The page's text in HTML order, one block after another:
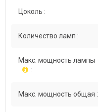
Цоколь :
Количество ламп :
Макс. мощность лампы
:
Макс. мощность общая :